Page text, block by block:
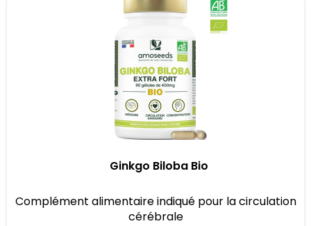
Ginkgo Biloba Bio
Complément alimentaire indiqué pour la circulation
cérébrale